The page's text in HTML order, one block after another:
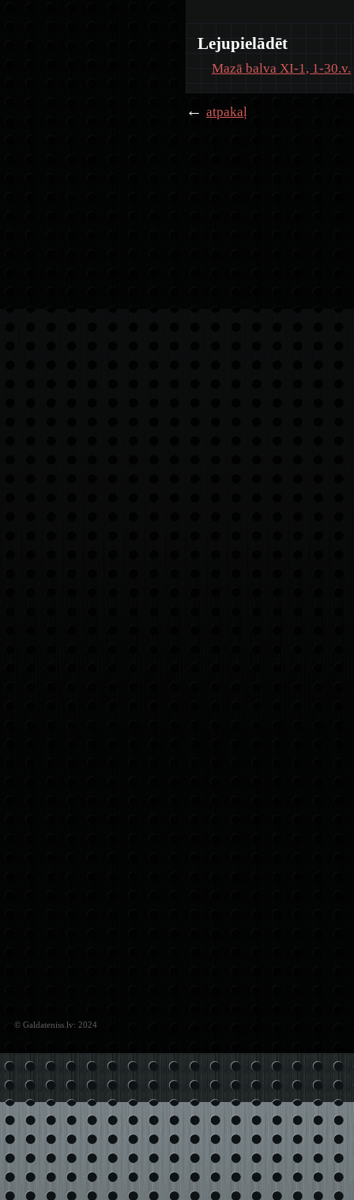
Lejupielādēt
Mazā balva XI-1, 1-30.v.
← atpakaļ
© Galdateniss.lv: 2024